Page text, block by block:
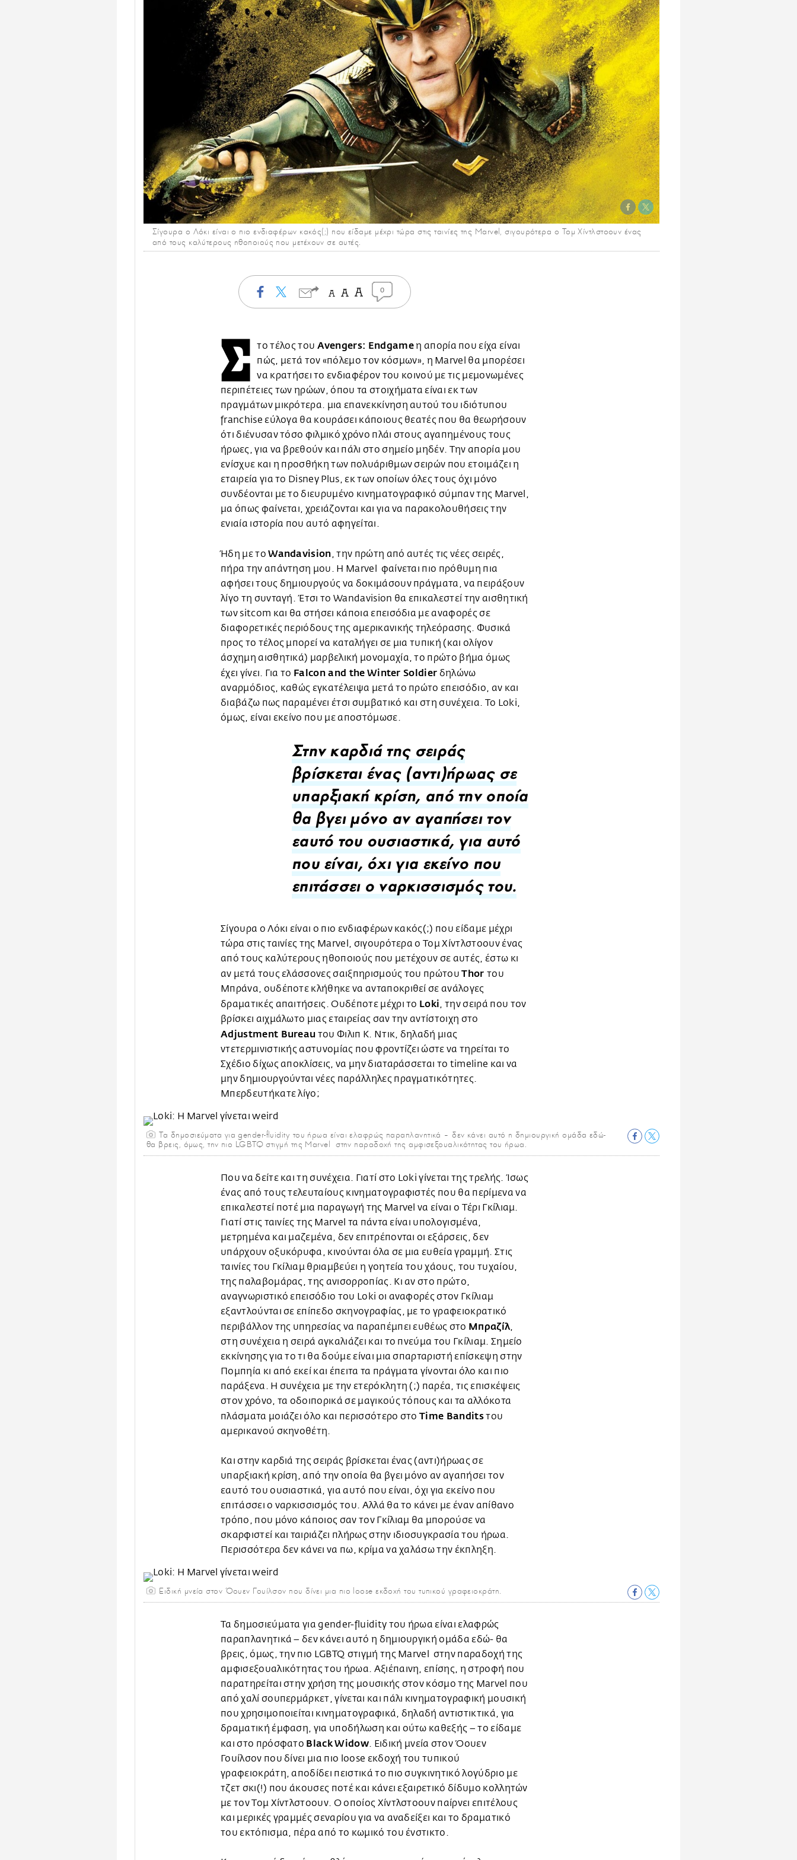
Σίγουρα ο Λόκι είναι ο πιο ενδιαφέρων κακός(;) που είδαμε μέχρι τώρα στις ταινίες της Marvel, σιγουρότερα ο Τομ Χίντλστοουν ένας
από τους καλύτερους ηθοποιούς που μετέχουν σε αυτές.
0
Σ το τέλος του Avengers: Endgameη απορία που είχα είναι
πώς, μετά τον «πόλεμο τον κόσμων», η Marvel θα μπορέσει
να κρατήσει το ενδιαφέρον του κοινού με τις μεμονωμένες
περιπέτειες των ηρώων, όπου τα στοιχήματα είναι εκ των
πραγμάτων μικρότερα. μια επανεκκίνηση αυτού του ιδιότυπου
franchise εύλογα θα κουράσει κάποιους θεατές που θα θεωρήσουν
ότι διένυσαν τόσο φιλμικό χρόνο πλάι στους αγαπημένους τους
ήρωες, για να βρεθούν και πάλι στο σημείο μηδέν. Την απορία μου
ενίσχυε και η προσθήκη των πολυάριθμων σειρών που ετοιμάζει η
εταιρεία για το Disney Plus, εκ των οποίων όλες τους όχι μόνο
συνδέονται με το διευρυμένο κινηματογραφικό σύμπαν της Marvel,
μα όπως φαίνεται, χρειάζονται και για να παρακολουθήσεις την
ενιαία ιστορία που αυτό αφηγείται.
Ήδη με τοWandavision, την πρώτη από αυτές τις νέες σειρές,
πήρα την απάντηση μου. Η Marvel φαίνεται πιο πρόθυμη πια
αφήσει τους δημιουργούς να δοκιμάσουν πράγματα, να πειράξουν
λίγο τη συνταγή. Έτσι το Wandavision θα επικαλεστεί την αισθητική
των sitcom και θα στήσει κάποια επεισόδια με αναφορές σε
διαφορετικές περιόδους της αμερικανικής τηλεόρασης. Φυσικά
προς το τέλος μπορεί να καταλήγει σε μια τυπική (και ολίγον
άσχημη αισθητικά) μαρβελική μονομαχία, το πρώτο βήμα όμως
έχει γίνει. Για το Falcon and the Winter Soldier δηλώνω
αναρμόδιος, καθώς εγκατέλειψα μετά το πρώτο επεισόδιο, αν και
διαβάζω πως παραμένει έτσι συμβατικό και στη συνέχεια. Το Loki,
όμως, είναι εκείνο που με αποστόμωσε.
Στην καρδιά της σειράς
βρίσκεται ένας (αντι)ήρωας σε
υπαρξιακή κρίση, από την οποία
θα βγει μόνο αν αγαπήσει τον
εαυτό του ουσιαστικά, για αυτό
που είναι, όχι για εκείνο που
επιτάσσει ο ναρκισσισμός του.
Σίγουρα ο Λόκι είναι ο πιο ενδιαφέρων κακός(;) που είδαμε μέχρι
τώρα στις ταινίες της Marvel, σιγουρότερα ο Τομ Χίντλστοουν ένας
από τους καλύτερους ηθοποιούς που μετέχουν σε αυτές, έστω κι
αν μετά τους ελάσσονες σαιξπηρισμούς του πρώτουThor του
Μπράνα, ουδέποτε κλήθηκε να ανταποκριθεί σε ανάλογες
δραματικές απαιτήσεις. Ουδέποτε μέχρι το Loki, την σειρά που τον
βρίσκει αιχμάλωτο μιας εταιρείας σαν την αντίστοιχη στο
Adjustment Bureau του Φιλιπ Κ. Ντικ, δηλαδή μιας
ντετερμινιστικής αστυνομίας που φροντίζει ώστε να τηρείται το
Σχέδιο δίχως αποκλίσεις, να μην διαταράσσεται το timeline και να
μην δημιουργούνται νέες παράλληλες πραγματικότητες.
Μπερδευτήκατε λίγο;
Τα δημοσιεύματα για gender-fluidity του ήρωα είναι ελαφρώς παραπλανητικά – δεν κάνει αυτό η δημιουργική ομάδα εδώ-
θα βρεις, όμως, την πιο LGBTQ στιγμή της Marvel στην παραδοχή της αμφισεξουαλικότητας του ήρωα.
Που να δείτε και τη συνέχεια. Γιατί στο Loki γίνεται της τρελής. Ίσως
ένας από τους τελευταίους κινηματογραφιστές που θα περίμενα να
επικαλεστεί ποτέ μια παραγωγή της Marvel να είναι ο Τέρι Γκίλιαμ.
Γιατί στις ταινίες της Marvel τα πάντα είναι υπολογισμένα,
μετρημένα και μαζεμένα, δεν επιτρέπονται οι εξάρσεις, δεν
υπάρχουν οξυκόρυφα, κινούνται όλα σε μια ευθεία γραμμή. Στις
ταινίες του Γκίλιαμ θριαμβεύει η γοητεία του χάους, του τυχαίου,
της παλαβομάρας, της ανισορροπίας. Κι αν στο πρώτο,
αναγνωριστικό επεισόδιο του Loki οι αναφορές στον Γκίλιαμ
εξαντλούνται σε επίπεδο σκηνογραφίας, με το γραφειοκρατικό
περιβάλλον της υπηρεσίας να παραπέμπει ευθέως στο Μπραζίλ,
στη συνέχεια η σειρά αγκαλιάζει και το πνεύμα του Γκίλιαμ. Σημείο
εκκίνησης για το τι θα δούμε είναι μια σπαρταριστή επίσκεψη στην
Πομπηία κι από εκεί και έπειτα τα πράγματα γίνονται όλο και πιο
παράξενα. Η συνέχεια με την ετερόκλητη (;) παρέα, τις επισκέψεις
στον χρόνο, τα οδοιπορικά σε μαγικούς τόπους και τα αλλόκοτα
πλάσματα μοιάζει όλο και περισσότερο στοTime Banditsτου
αμερικανού σκηνοθέτη.
Kαι στην καρδιά της σειράς βρίσκεται ένας (αντι)ήρωας σε
υπαρξιακή κρίση, από την οποία θα βγει μόνο αν αγαπήσει τον
εαυτό του ουσιαστικά, για αυτό που είναι, όχι για εκείνο που
επιτάσσει ο ναρκισσισμός του. Αλλά θα το κάνει με έναν απίθανο
τρόπο, που μόνο κάποιος σαν τον Γκίλιαμ θα μπορούσε να
σκαρφιστεί και ταιριάζει πλήρως στην ιδιοσυγκρασία του ήρωα.
Περισσότερα δεν κάνει να πω, κρίμα να χαλάσω την έκπληξη.
Ειδική μνεία στον Όουεν Γουίλσον που δίνει μια πιο loose εκδοχή του τυπικού γραφειοκράτη.
Τα δημοσιεύματα για gender-fluidity του ήρωα είναι ελαφρώς
παραπλανητικά – δεν κάνει αυτό η δημιουργική ομάδα εδώ- θα
βρεις, όμως, την πιο LGBTQ στιγμή της Marvel στην παραδοχή της
αμφισεξουαλικότητας του ήρωα. Αξιέπαινη, επίσης, η στροφή που
παρατηρείται στην χρήση της μουσικής στον κόσμο της Marvel που
από χαλί σουπερμάρκετ, γίνεται και πάλι κινηματογραφική μουσική
που χρησιμοποιείται κινηματογραφικά, δηλαδή αντιστικτικά, για
δραματική έμφαση, για υποδήλωση και ούτω καθεξής – το είδαμε
και στο πρόσφατο Black Widow. Ειδική μνεία στον Όουεν
Γουίλσον που δίνει μια πιο loose εκδοχή του τυπικού
γραφειοκράτη, αποδίδει πειστικά το πιο συγκινητικό λογύδριο με
τζετ σκι(!) που άκουσες ποτέ και κάνει εξαιρετικό δίδυμο κολλητών
με τον Τομ Χίντλστοουν. O οποίος Χίντλστοουν παίρνει επιτέλους
και μερικές γραμμές σεναρίου για να αναδείξει και το δραματικό
του εκτόπισμα, πέρα από το κωμικό του ένστικτο.